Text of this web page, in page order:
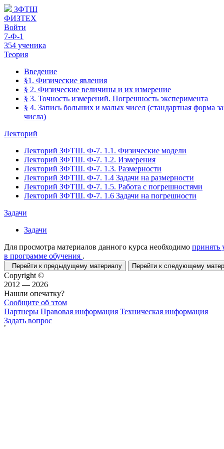
ЗФТШ
ФИЗТЕХ
Войти
7-Ф-1
354 ученика
Теория
Введение
§1. Физические явления
§ 2. Физические величины и их измерение
§ 3. Точность измерений. Погрешность эксперимента
§ 4. Запись больших и малых чисел (стандартная форма
числа)
Лекторий
Лекторий ЗФТШ. Ф-7. 1.1. Физические модели
Лекторий ЗФТШ. Ф-7. 1.2. Измерения
Лекторий ЗФТШ. Ф-7. 1.3. Размерности
Лекторий ЗФТШ. Ф-7. 1.4 Задачи на размерности
Лекторий ЗФТШ. Ф-7. 1.5. Работа с погрешностями
Лекторий ЗФТШ. Ф-7. 1.6 Задачи на погрешности
Задачи
Задачи
Для просмотра материалов данного курса необходимо принять
в программе обучения .
Перейти к предыдущему материалу Перейти к следующему
Copyright ©
2012 — 2026
Нашли опечатку?
Сообщите об этом
Партнеры Правовая информация Техническая информация
Задать вопрос